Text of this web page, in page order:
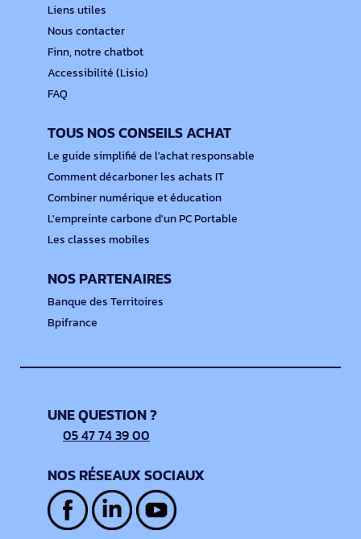
Liens utiles
Nous contacter
Finn, notre chatbot
Accessibilité (Lisio)
FAQ
TOUS NOS CONSEILS ACHAT
Le guide simplifié de l'achat responsable
Comment décarboner les achats IT
Combiner numérique et éducation
L'empreinte carbone d'un PC Portable
Les classes mobiles
NOS PARTENAIRES
Banque des Territoires
Bpifrance
UNE QUESTION ?
05 47 74 39 00
NOS RÉSEAUX SOCIAUX